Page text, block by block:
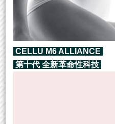
CELLU M6 ALLIANCE
第十代 全新革命性科技